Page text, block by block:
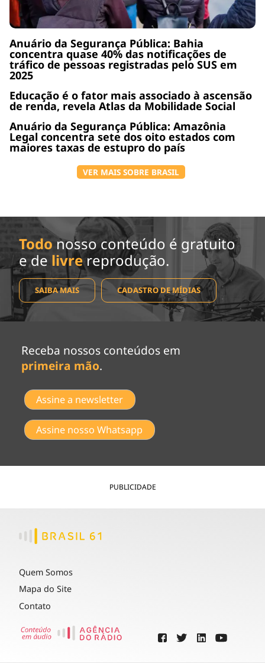
Anuário da Segurança Pública: Bahia
concentra quase 40% das notificações de
tráfico de pessoas registradas pelo SUS em
2025
Educação é o fator mais associado à ascensão
de renda, revela Atlas da Mobilidade Social
Anuário da Segurança Pública: Amazônia
Legal concentra sete dos oito estados com
maiores taxas de estupro do país
VER MAIS SOBRE BRASIL
Todo nosso conteúdo é gratuito
e de livrereprodução.
SAIBA MAIS CADASTRO DE MÍDIAS
Receba nossos conteúdos em
primeira mão.
Assine a newsletter
Assine nosso Whatsapp
PUBLICIDADE
Quem Somos
Mapa do Site
Contato